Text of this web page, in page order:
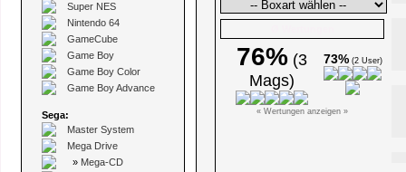
Super NES
Nintendo 64
GameCube
Game Boy
Game Boy Color
Game Boy Advance
Sega:
Master System
Mega Drive
» Mega-CD
76% (3
Mags)
73% (2 User)
« Wertungen anzeigen »